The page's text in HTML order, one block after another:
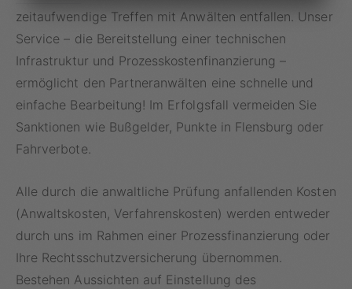
zeitaufwendige Treffen mit Anwälten entfallen. Unser
Service – die Bereitstellung einer technischen
Infrastruktur und Prozesskostenfinanzierung –
ermöglicht den Partneranwälten eine schnelle und
einfache Bearbeitung! Im Erfolgsfall vermeiden Sie
Sanktionen wie Bußgelder, Punkte in Flensburg oder
Fahrverbote.
Alle durch die anwaltliche Prüfung anfallenden Kosten
(Anwaltskosten, Verfahrenskosten) werden entweder
durch uns im Rahmen einer Prozessfinanzierung oder
Ihre Rechtsschutzversicherung übernommen.
Bestehen Aussichten auf Einstellung des